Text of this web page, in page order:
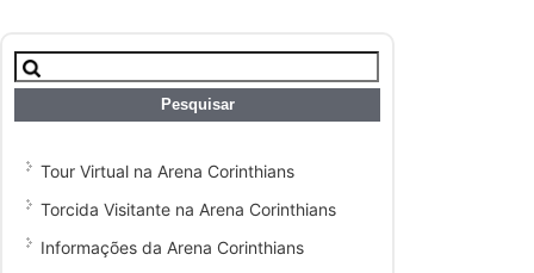
Pesquisar
por:
Tour Virtual na Arena Corinthians
Torcida Visitante na Arena Corinthians
Informações da Arena Corinthians